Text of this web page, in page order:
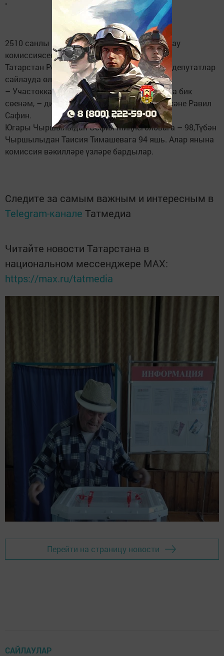
2510 санлы Югары Чыршылы участок сайлау
комиссиясендә дә – эшнең кызган чагы.
Татарстан Республикасы Дәүләт Советына депутатлар
сайлауда өлкәннәр актив катнашалар.
– Участокка үзем килеп, тавыш бирә алуыма бик
сөенәм, – ди Усай авылының 90 яшьлек өлкәне Равил
Сафин.
Югары Чыршылыдан Әсфия Миңнеголовага – 98,Түбән
Чыршылыдан Таисия Тимашевага 94 яшь. Алар янына
комиссия вәкилләре үзләре бардылар.
Следите за самым важным и интересным в
Telegram-канале Татмедиа
Читайте новости Татарстана в
национальном мессенджере MАХ:
https://max.ru/tatmedia
Перейти на страницу новости
САЙЛАУЛАР